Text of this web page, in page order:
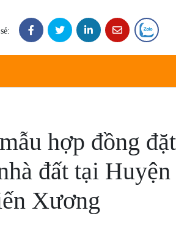
hợp đồng đặt
đất tại Huyện
Xương